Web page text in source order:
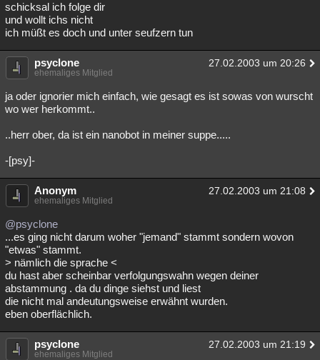
schicksal ich folge dir
und wollt ichs nicht
ich müßt es doch und unter seufzern tun
psyclone 27.02.2003 um 20:26
ehemaliges Mitglied
ja oder ignorier mich einfach, wie gesagt es ist sowas von wurscht
wo wer herkommt..
..herr ober, da ist ein nanobot in meiner suppe.....
-[psy]-
Anonym 27.02.2003 um 21:08
ehemaliges Mitglied
@psyclone
...es ging nicht darum woher "jemand" stammt sondern wovon
"etwas" stammt.
> nämlich die sprache <
du hast aber scheinbar verfolgungswahn wegen deiner
abstammung . da du dinge siehst und liest
die nicht mal andeutungsweise erwähnt wurden.
eben oberflächlich.
psyclone 27.02.2003 um 21:19
ehemaliges Mitglied